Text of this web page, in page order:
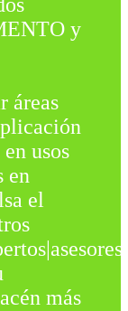
y
áreas
usos
en
el
más